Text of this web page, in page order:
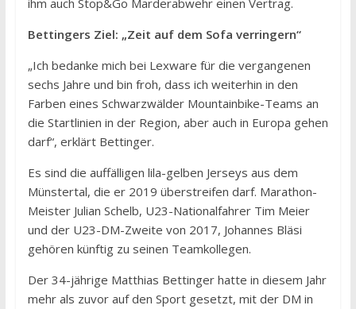
ihm auch Stop&Go Marderabwehr einen Vertrag.
Bettingers Ziel: „Zeit auf dem Sofa verringern“
„Ich bedanke mich bei Lexware für die vergangenen
sechs Jahre und bin froh, dass ich weiterhin in den
Farben eines Schwarzwälder Mountainbike-Teams an
die Startlinien in der Region, aber auch in Europa gehen
darf“, erklärt Bettinger.
Es sind die auffälligen lila-gelben Jerseys aus dem
Münstertal, die er 2019 überstreifen darf. Marathon-
Meister Julian Schelb, U23-Nationalfahrer Tim Meier
und der U23-DM-Zweite von 2017, Johannes Bläsi
gehören künftig zu seinen Teamkollegen.
Der 34-jährige Matthias Bettinger hatte in diesem Jahr
mehr als zuvor auf den Sport gesetzt, mit der DM in